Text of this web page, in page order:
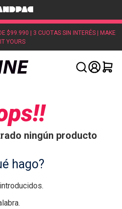
$99.990 | 3 CUOTAS SIN INTERÉS | MAKE
IT YOURS
ningún producto
hago?